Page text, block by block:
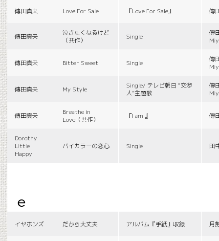
傳田真央 Love For Sale 『Love For Sale』 傳
傳田真央
泣きたくなるけど
（共作）
Single
傳
傳田真央 Bitter Sweet Single
傳
傳田真央 My Style
Single/ テレビ朝日 “交渉
人”主題歌
傳
傳田真央
Breathe in
Love（共作）
『I am 』 傳
Dorothy
Little
Happy
バイカラーの恋心 Single 田
e
イヤホンズ だから大丈夫 アルバム『手紙』収録 月